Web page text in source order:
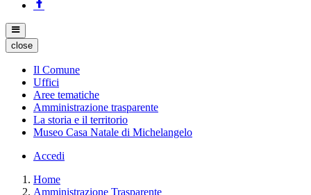
close
Il Comune
Uffici
Aree tematiche
Amministrazione trasparente
La storia e il territorio
Museo Casa Natale di Michelangelo
Accedi
Home
Amministrazione Trasparente